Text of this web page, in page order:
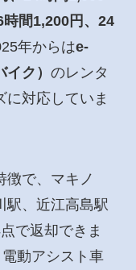
間1,200円、24
年からはe-
ク） のレンタ
に対応していま
徴で、マキノ
駅、近江高島駅
で返却できま
動アシスト車